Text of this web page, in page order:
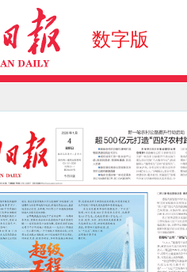
数字版